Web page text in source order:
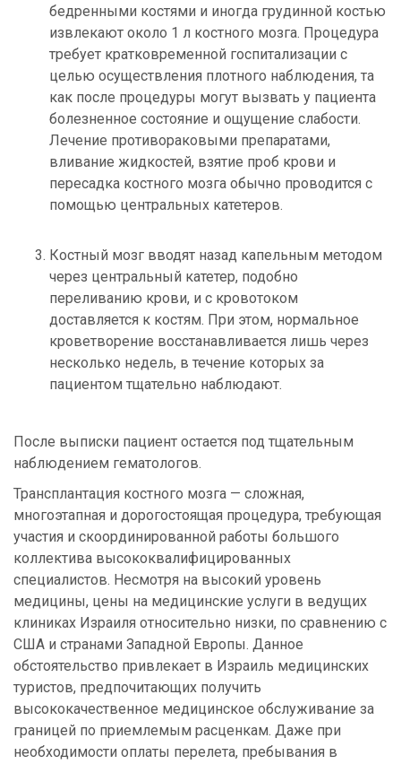
бедренными костями и иногда грудинной костью
извлекают около 1 л костного мозга. Процедура
требует кратковременной госпитализации с
целью осуществления плотного наблюдения, та
как после процедуры могут вызвать у пациента
болезненное состояние и ощущение слабости.
Лечение противораковыми препаратами,
вливание жидкостей, взятие проб крови и
пересадка костного мозга обычно проводится с
помощью центральных катетеров.
Костный мозг вводят назад капельным методом
через центральный катетер, подобно
переливанию крови, и с кровотоком
доставляется к костям. При этом, нормальное
кроветворение восстанавливается лишь через
несколько недель, в течение которых за
пациентом тщательно наблюдают.
После выписки пациент остается под тщательным
наблюдением гематологов.
Трансплантация костного мозга — сложная,
многоэтапная и дорогостоящая процедура, требующая
участия и скоординированной работы большого
коллектива высококвалифицированных
специалистов. Несмотря на высокий уровень
медицины, цены на медицинские услуги в ведущих
клиниках Израиля относительно низки, по сравнению с
США и странами Западной Европы. Данное
обстоятельство привлекает в Израиль медицинских
туристов, предпочитающих получить
высококачественное медицинское обслуживание за
границей по приемлемым расценкам. Даже при
необходимости оплаты перелета, пребывания в